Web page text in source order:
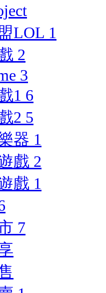
LOL 1
2
3
1 6
2 5
器 1
戲 2
戲 1
7